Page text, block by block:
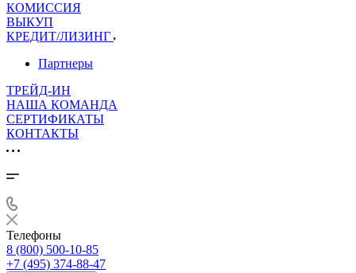
КОМИССИЯ
ВЫКУП
КРЕДИТ/ЛИЗИНГ
Партнеры
ТРЕЙД-ИН
НАША КОМАНДА
СЕРТИФИКАТЫ
КОНТАКТЫ
Телефоны
8 (800) 500-10-85
+7 (495) 374-88-47